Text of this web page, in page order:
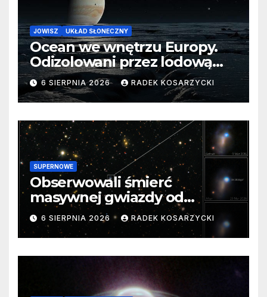
JOWISZ UKŁAD SŁONECZNY
Ocean we wnętrzu Europy.
Odizolowani przez lodową
barierę
6 SIERPNIA 2026 RADEK KOSARZYCKI
SUPERNOWE
Obserwowali śmierć
masywnej gwiazdy od
samego początku. Niezwykle
cenne dane
6 SIERPNIA 2026 RADEK KOSARZYCKI